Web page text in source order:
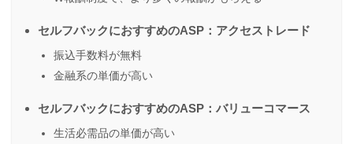
セルフバックにおすすめのASP：アクセストレード
振込手数料が無料
金融系の単価が高い
セルフバックにおすすめのASP：バリューコマース
生活必需品の単価が高い